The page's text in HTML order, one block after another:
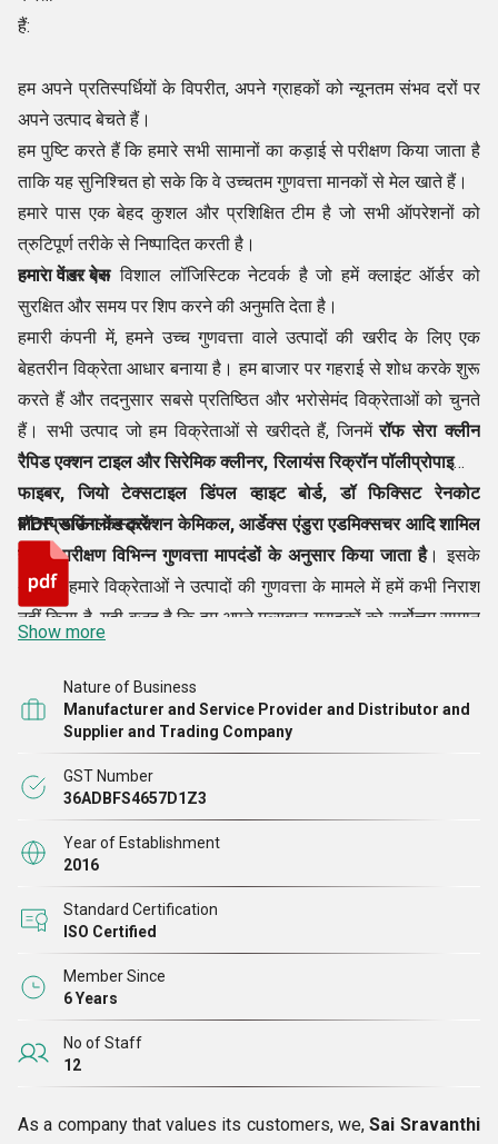
हैं:
हम अपने प्रतिस्पर्धियों के विपरीत, अपने ग्राहकों को न्यूनतम संभव दरों पर
अपने उत्पाद बेचते हैं।
हम पुष्टि करते हैं कि हमारे सभी सामानों का कड़ाई से परीक्षण किया जाता है
ताकि यह सुनिश्चित हो सके कि वे उच्चतम गुणवत्ता मानकों से मेल खाते हैं।
हमारे पास एक बेहद कुशल और प्रशिक्षित टीम है जो सभी ऑपरेशनों को
त्रुटिपूर्ण तरीके से निष्पादित करती है।
हमारे पास एक विशाल लॉजिस्टिक नेटवर्क है जो हमें क्लाइंट ऑर्डर को
सुरक्षित और समय पर शिप करने की अनुमति देता है।
हमारा वेंडर बेस
हमारी कंपनी में, हमने उच्च गुणवत्ता वाले उत्पादों की खरीद के लिए एक
बेहतरीन विक्रेता आधार बनाया है। हम बाजार पर गहराई से शोध करके शुरू
करते हैं और तदनुसार सबसे प्रतिष्ठित और भरोसेमंद विक्रेताओं को चुनते
हैं। सभी उत्पाद जो हम विक्रेताओं से खरीदते हैं, जिनमेंरॉफ सेरा क्लीन
रैपिड एक्शन टाइल और सिरेमिक क्लीनर, रिलायंस रिक्रॉन पॉलीप्रोपाइलीन
फाइबर, जियो टेक्सटाइल डिंपल व्हाइट बोर्ड, डॉ फिक्सिट रेनकोट
वॉटरप्रूफिंग कंस्ट्रक्शन केमिकल, आर्डेक्स एंडुरा एडमिक्सचर आदि शामिल
हैं, का परीक्षण विभिन्न गुणवत्ता मापदंडों के अनुसार किया जाता है। इसके
अलावा, हमारे विक्रेताओं ने उत्पादों की गुणवत्ता के मामले में हमें कभी निराश
नहीं किया है, यही वजह है कि हम अपने मूल्यवान ग्राहकों को सर्वोत्तम सामान
PDF डाउनलोड करें
Show more
Nature of Business
Manufacturer and Service Provider and Distributor and
Supplier and Trading Company
GST Number
36ADBFS4657D1Z3
Year of Establishment
2016
Standard Certification
ISO Certified
Member Since
6 Years
No of Staff
12
As a company that values its customers, we, Sai Sravanthi